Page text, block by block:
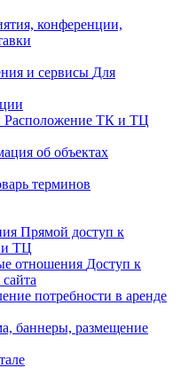
конференции,
и сервисы Для
Расположение ТК и ТЦ
об объектах
терминов
Прямой доступ к
и ТЦ
отношения Доступ к
потребности в аренде
баннеры, размещение